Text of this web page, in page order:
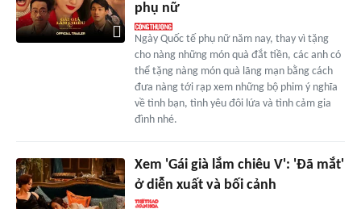
phụ nữ
Ngày Quốc tế phụ nữ năm nay, thay vì tặng
cho nàng những món quà đắt tiền, các anh có
thể tặng nàng món quà lãng mạn bằng cách
đưa nàng tới rạp xem những bộ phim ý nghĩa
về tình bạn, tình yêu đôi lứa và tình cảm gia
đình nhé.
Xem 'Gái già lắm chiêu V': 'Đã mắt'
ở diễn xuất và bối cảnh